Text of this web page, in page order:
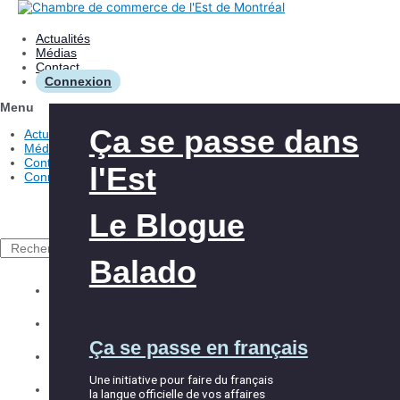
Aller
contenuActualités
Médias
Contact
Connexion
Menu
Actualités
Médias
Contact
Connexion
Explorer la CCEM
Les avantages
Nos interventions
À propos de la
CCEM
Équipe
Partenaires
Répertoire des membres
Les services
Aide à l’innovation
Aide à l’exportation
Club Exportateurs
MTL
intégration
Ça se passe dans
l'Est
Le Blogue
Balado
Ça se passe en français
Une initiative pour faire du français
la langue officielle de vos affaires